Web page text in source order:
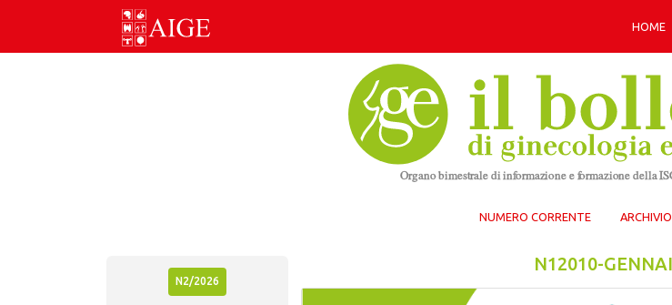
Skip
HOME
NUMERO CORRENTE ARCHIVIO
N2/2026
N12010-